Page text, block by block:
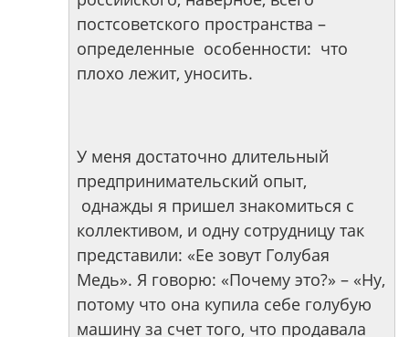
постсоветского пространства –
определенные особенности: что
плохо лежит, уносить.
У меня достаточно длительный
предпринимательский опыт,
однажды я пришел знакомиться с
коллективом, и одну сотрудницу так
представили: «Ее зовут Голубая
Медь». Я говорю: «Почему это?» – «Ну,
потому что она купила себе голубую
машину за счет того, что продавала